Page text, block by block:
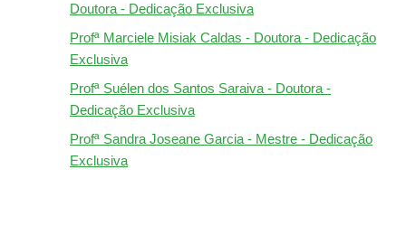
Doutora - Dedicação Exclusiva
Profª Marciele Misiak Caldas - Doutora - Dedicação
Exclusiva
Profª Suélen dos Santos Saraiva - Doutora -
Dedicação Exclusiva
Profª Sandra Joseane Garcia - Mestre - Dedicação
Exclusiva